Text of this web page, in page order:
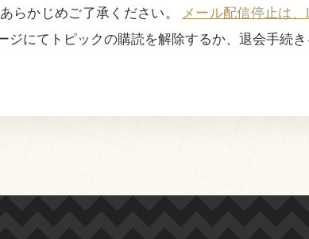
らかじめご了承ください。 メール配信停止は、
にてトピックの購読を解除するか、退会手続き